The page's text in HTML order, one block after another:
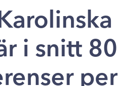
i snitt 80
per